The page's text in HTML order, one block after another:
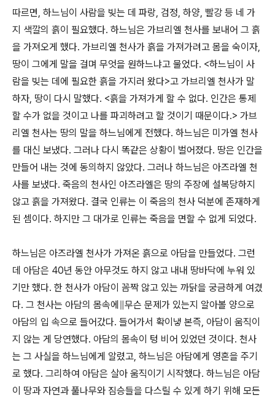
따르면, 하느님이 사람을 빚는 데 파랑, 검정, 하양, 빨강 등 네 가
지 색깔의 흙이 필요했다. 하느님은 가브리엘 천사를 보내어 그 흙
을 가져오게 했다. 가브리엘 천사가 흙을 가져가려고 몸을 숙이자,
땅이 그에게 말을 걸며 무엇을 원하느냐고 물었다. <하느님이 사
람을 빚는 데에 필요한 흙을 가지러 왔다>고 가브리엘 천사가 말
하자, 땅이 다시 말했다. <흙을 가져가게 할 수 없다. 인간은 통제
할 수가 없을 것이고 나를 파괴하려고 할 것이기 때문이다.> 가브
리엘 천사는 땅의 말을 하느님에게 전했다. 하느님은 미가엘 천사
를 대신 보냈다. 그러나 다시 똑같은 상황이 벌어졌다. 땅은 인간을
만들어 내는 것에 동의하지 않았다. 그러나 하느님은 아즈라엘 천
사를 보냈다. 죽음의 천사인 아즈라엘은 땅의 주장에 설복당하지
않고 흙을 가져왔다. 결국 인류는 이 죽음의 천사 덕분에 존재하게
된 셈이다. 하지만 그 대가로 인류는 죽음을 면할 수 없게 되었다.
하느님은 아즈라엘 천사가 가져온 흙으로 아담을 만들었다. 그런
데 아담은 40년 동안 아무것도 하지 않고 내내 땅바닥에 누워 있
기만 했다. 한 천사가 아담이 꼼짝 않고 있는 까닭을 궁금하게 여겼
다. 그 천사는 아담의 몸속에∥무슨 문제가 있는지 알아볼 양으로
아담의 입 속으로 들어갔다. 들어가서 확이냏 본즉, 아담이 움직이
지 않는 게 당연했다. 아담의 몸속이 텅 비어 있었던 것이다. 천사
는 그 사실을 하느님에게 알렸고, 하느님은 아담에게 영혼을 주기
로 했다. 그리하여 아담은 살아 움직이기 시작했다. 하느님은 아담
이 땅과 자연과 풀나무와 짐승들을 다스릴 수 있게 하기 위해 모든